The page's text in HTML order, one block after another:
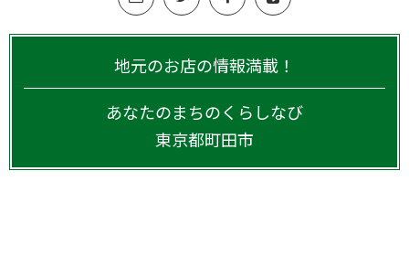
地元のお店の情報満載！
あなたのまちのくらしなび
東京都町田市